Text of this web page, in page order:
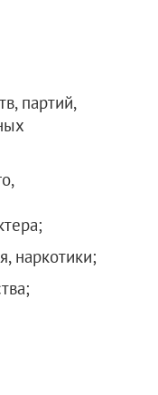
партий,
наркотики;